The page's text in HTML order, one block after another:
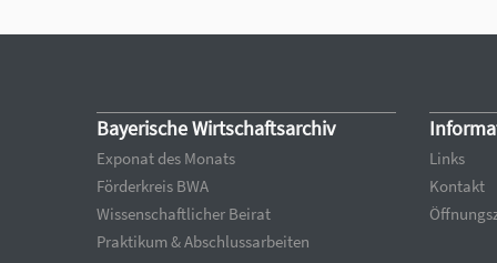
Bayerische Wirtschaftsarchiv
Exponat des Monats
Förderkreis BWA
Wissenschaftlicher Beirat
Praktikum & Abschlussarbeiten
Links
Kontakt